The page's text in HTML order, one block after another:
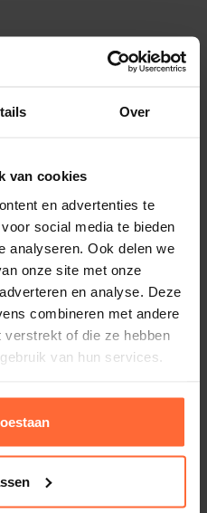
Over
van cookies
en advertenties te
social media te bieden
analyseren. Ook delen we
onze site met onze
en analyse. Deze
combineren met andere
verstrekt of die ze hebben
van hun services.
met servomotor